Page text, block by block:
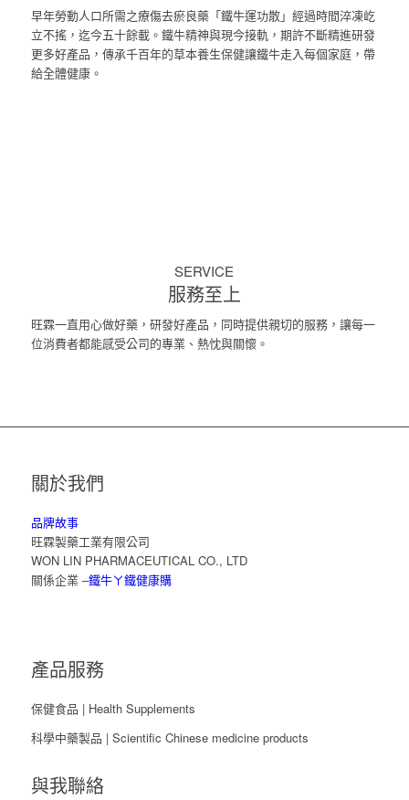
早年勞動人口所需之療傷去瘀良藥「鐵牛運功散」經過時間淬凍屹
立不搖，迄今五十餘載。鐵牛精神與現今接軌，期許不斷精進研發
更多好產品，傳承千百年的草本養生保健讓鐵牛走入每個家庭，帶
給全體健康。
SERVICE
服務至上
旺霖一直用心做好藥，研發好產品，同時提供親切的服務，讓每一
位消費者都能感受公司的專業、熱忱與關懷。
關於我們
品牌故事
旺霖製藥工業有限公司
WON LIN PHARMACEUTICAL CO., LTD
關係企業 –鐵牛ㄚ鐵健康購
產品服務
保健食品 | Health Supplements
科學中藥製品 | Scientific Chinese medicine products
與我聯絡